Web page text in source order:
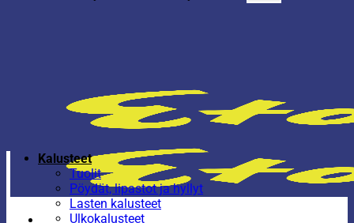
Kalusteet
Tuolit
Pöydät, lipastot ja hyllyt
Lasten kalusteet
Ulkokalusteet